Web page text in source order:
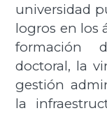
universidad
logros en los
formación
doctoral, la
gestión
la